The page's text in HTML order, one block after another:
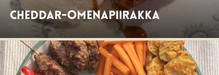
Cheddar-omenapiirakka